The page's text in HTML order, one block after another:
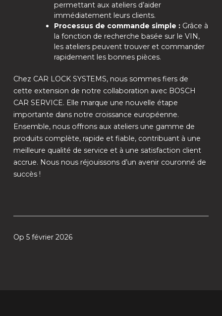
permettant aux ateliers d’aider
immédiatement leurs clients.
Processus de commande simple : Grâce à
la fonction de recherche basée sur le VIN,
les ateliers peuvent trouver et commander
rapidement les bonnes pièces.
Chez CAR LOCK SYSTEMS, nous sommes fiers de
cette extension de notre collaboration avec BOSCH
CAR SERVICE. Elle marque une nouvelle étape
importante dans notre croissance européenne.
Ensemble, nous offrons aux ateliers une gamme de
produits complète, rapide et fiable, contribuant à une
meilleure qualité de service et à une satisfaction client
accrue. Nous nous réjouissons d’un avenir couronné de
succès !
Op 5 février 2026